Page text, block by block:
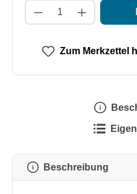
Produkt Anzahl:
Zum Merkzettel
Beschreibung